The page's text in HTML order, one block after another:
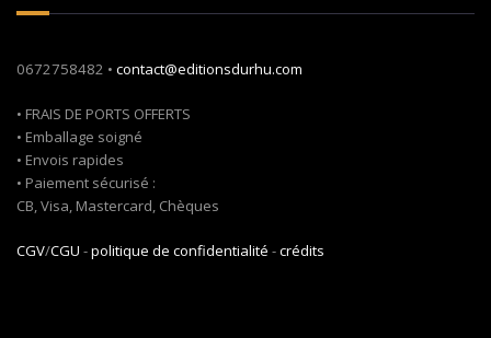
0672758482 • contact@editionsdurhu.com
• FRAIS DE PORTS OFFERTS
• Emballage soigné
• Envois rapides
• Paiement sécurisé :
CB, Visa, Mastercard, Chèques
CGV/CGU -politique de confidentialité -crédits